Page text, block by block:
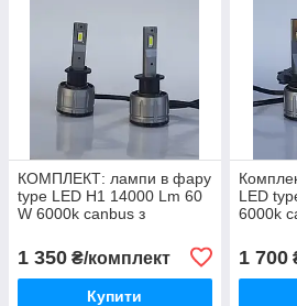
КОМПЛЕКТ: лампи в фару
type LED H1 14000 Lm 60
W 6000k canbus з
1 350 ₴/комплект
Купити
LED
6000k
1 700